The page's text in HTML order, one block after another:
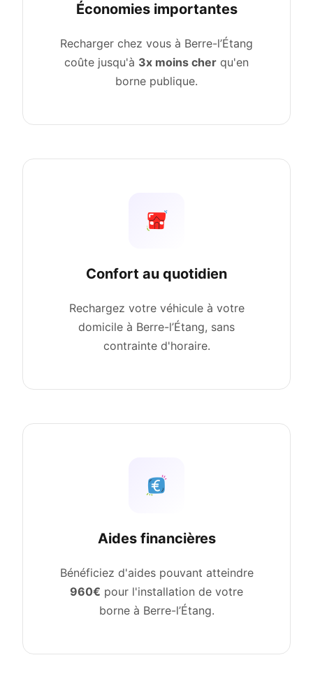
Économies importantes
Recharger chez vous à Berre-l’Étang
coûte jusqu'à 3x moins cher qu'en
borne publique.
Confort au quotidien
Rechargez votre véhicule à votre
domicile à Berre-l’Étang, sans
contrainte d'horaire.
Aides financières
Bénéficiez d'aides pouvant atteindre
960€ pour l'installation de votre
borne à Berre-l’Étang.